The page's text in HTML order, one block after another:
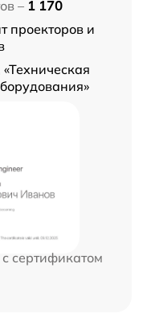
– 1 170
проекторов и
сертификатом